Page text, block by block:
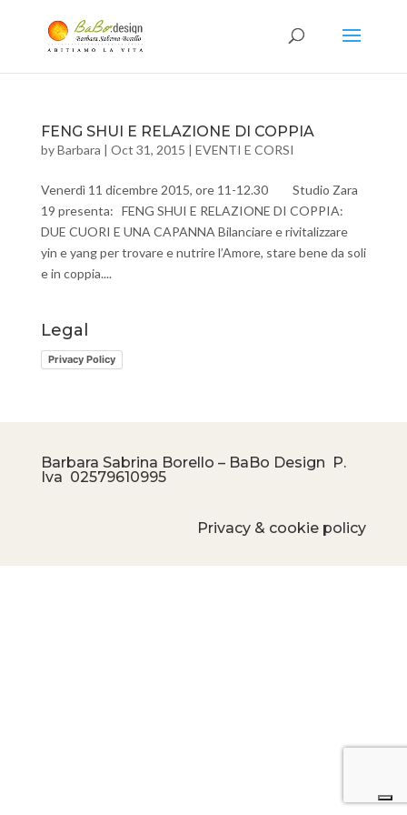
FENG SHUI E RELAZIONE DI COPPIA
byBarbara | Oct 31, 2015 | EVENTI E CORSI
Venerdì 11 dicembre 2015, ore 11-12.30 Studio Zara
19 presenta: FENG SHUI E RELAZIONE DI COPPIA:
DUE CUORI E UNA CAPANNA Bilanciare e rivitalizzare
yin e yang per trovare e nutrire l’Amore, stare bene da soli
e in coppia....
Legal
Privacy Policy
Barbara Sabrina Borello – BaBo Design P.
Iva 02579610995
Privacy & cookie policy